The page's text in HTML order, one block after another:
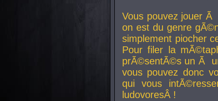
Vous pouvez jouer
on est du genre
simplement piocher
Pour filer la
prÃ©sentÃ©s un Ã
vous pouvez donc
qui vous
ludovoresÂ !